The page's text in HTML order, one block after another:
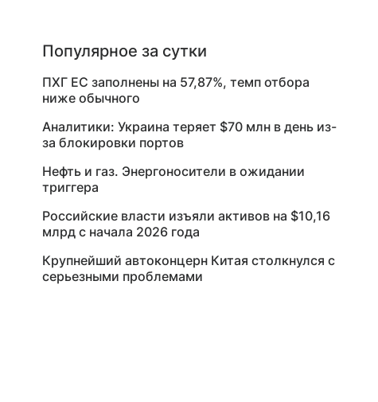
Популярное за сутки
ПХГ ЕС заполнены на 57,87%, темп отбора
ниже обычного
Аналитики: Украина теряет $70 млн в день из-
за блокировки портов
Нефть и газ. Энергоносители в ожидании
триггера
Российские власти изъяли активов на $10,16
млрд с начала 2026 года
Крупнейший автоконцерн Китая столкнулся с
серьезными проблемами